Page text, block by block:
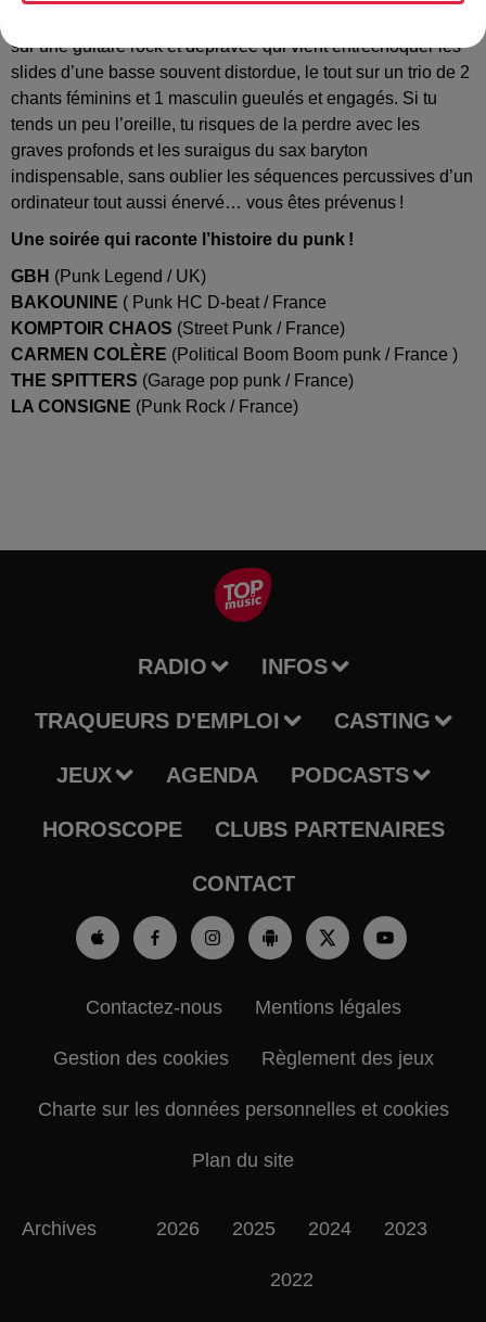
sur une guitare rock et dépravée qui vient entrechoquer les
slides d’une basse souvent distordue, le tout sur un trio de 2
chants féminins et 1 masculin gueulés et engagés. Si tu
tends un peu l’oreille, tu risques de la perdre avec les
graves profonds et les suraigus du sax baryton
indispensable, sans oublier les séquences percussives d’un
ordinateur tout aussi énervé… vous êtes prévenus !
Une soirée qui raconte l’histoire du punk !
GBH (Punk Legend / UK)
BAKOUNINE ( Punk HC D-beat / France
KOMPTOIR CHAOS (Street Punk / France)
CARMEN COLÈRE (Political Boom Boom punk / France )
THE SPITTERS (Garage pop punk / France)
LA CONSIGNE (Punk Rock / France)
RADIO INFOS
TRAQUEURS D'EMPLOI CASTING
JEUX AGENDA PODCASTS
HOROSCOPE CLUBS PARTENAIRES
CONTACT
Contactez-nous Mentions légales
Gestion des cookies Règlement des jeux
Charte sur les données personnelles et cookies
Plan du site
Archives 2026 2025 2024 2023
2022